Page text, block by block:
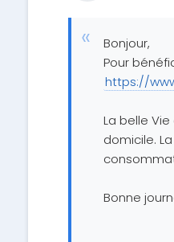
Bonjour,
Pour
https://
La belle
domicile.
Bonne